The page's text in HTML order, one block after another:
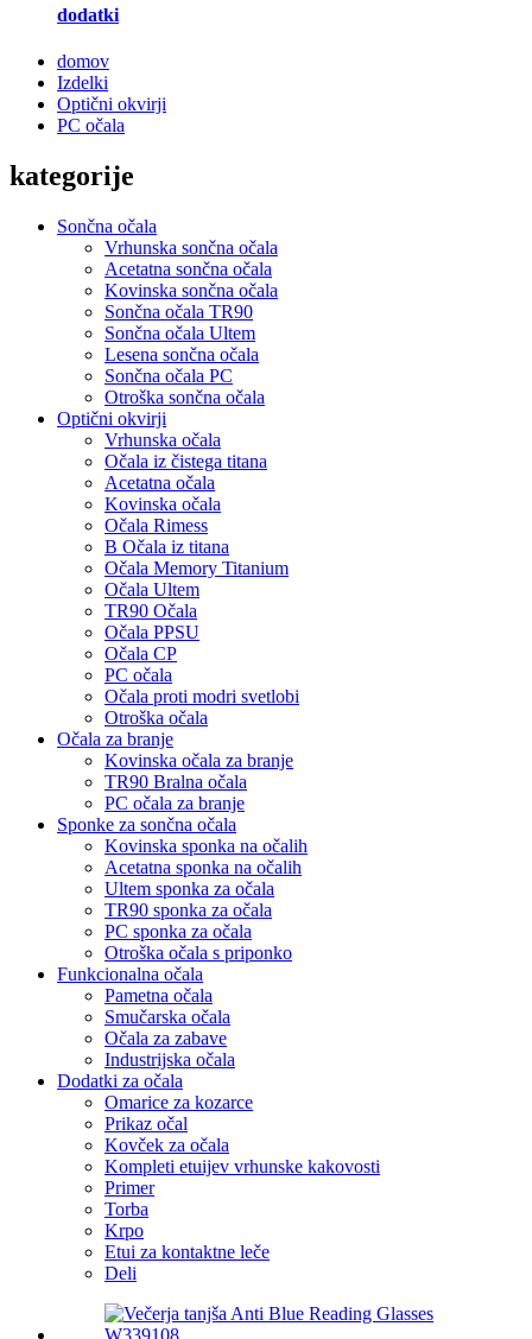
dodatki
domov
Izdelki
Optični okvirji
PC očala
kategorije
Sončna očala
Vrhunska sončna očala
Acetatna sončna očala
Kovinska sončna očala
Sončna očala TR90
Sončna očala Ultem
Lesena sončna očala
Sončna očala PC
Otroška sončna očala
Optični okvirji
Vrhunska očala
Očala iz čistega titana
Acetatna očala
Kovinska očala
Očala Rimess
B Očala iz titana
Očala Memory Titanium
Očala Ultem
TR90 Očala
Očala PPSU
Očala CP
PC očala
Očala proti modri svetlobi
Otroška očala
Očala za branje
Kovinska očala za branje
TR90 Bralna očala
PC očala za branje
Sponke za sončna očala
Kovinska sponka na očalih
Acetatna sponka na očalih
Ultem sponka za očala
TR90 sponka za očala
PC sponka za očala
Otroška očala s priponko
Funkcionalna očala
Pametna očala
Smučarska očala
Očala za zabave
Industrijska očala
Dodatki za očala
Omarice za kozarce
Prikaz očal
Kovček za očala
Kompleti etuijev vrhunske kakovosti
Primer
Torba
Krpo
Etui za kontaktne leče
Deli